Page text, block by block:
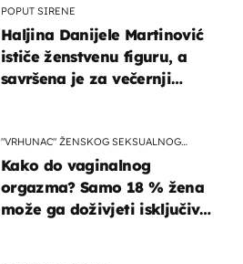
POPUT SIRENE
Haljina Danijele Martinović
ističe ženstvenu figuru, a
savršena je za večernji
"VRHUNAC" ŽENSKOG SEKSUALNOG
Kako do vaginalnog
orgazma? Samo 18 % žena
može ga doživjeti isključivo